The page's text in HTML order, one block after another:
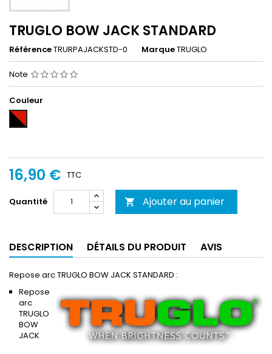
TRUGLO BOW JACK STANDARD
RéférenceTRURPAJACKSTD-0 MarqueTRUGLO
Note
Couleur
Noir-
Rouge
16,90 € TTC
Quantité  Ajouter au panier
DESCRIPTION DÉTAILS DU PRODUIT AVIS
Repose arc TRUGLO BOW JACK STANDARD :
Repose
arc
TRUGLO
BOW
JACK